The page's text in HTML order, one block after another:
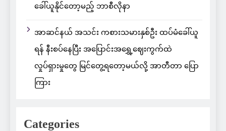
ခေါ်ယူနိုင်တော့မည့် ဘာစီလိုနာ
အာဆင်နယ် အသင်း ကစားသမားနှစ်ဦး ထပ်မံခေါ်ယူ
ရန် နီးစပ်နေပြီး အပြောင်းအရွှေ့ဈေးကွက်ထဲ
လှုပ်ရှားမှုတွေ မြင်တွေ့ရတော့မယ်လို့ အာတီတာ ပြော
ကြား
Categories